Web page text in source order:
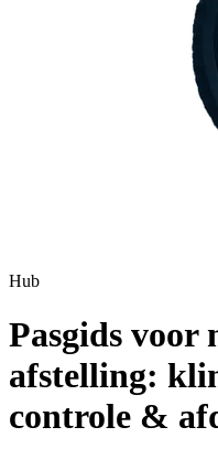
Hub
Pasgids voor
afstelling:
controle &